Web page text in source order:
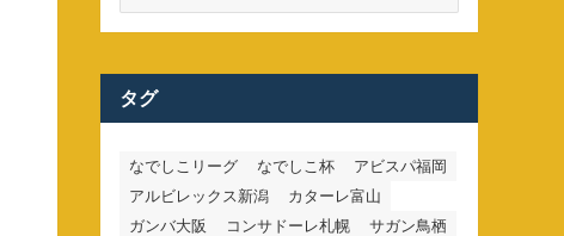
ー
タグ
なでしこリーグ なでしこ杯
アビスパ福岡
アルビレックス新潟
カターレ富山
ガンバ大阪
コンサドーレ札幌
サガン鳥栖